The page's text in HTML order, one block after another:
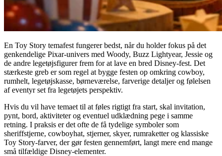
En Toy Story temafest fungerer bedst, når du holder fokus på det
genkendelige Pixar-univers med Woody, Buzz Lightyear, Jessie og
de andre legetøjsfigurer frem for at lave en bred Disney-fest. Det
stærkeste greb er som regel at bygge festen op omkring cowboy,
rumhelt, legetøjskasse, børneværelse, farverige detaljer og følelsen
af eventyr set fra legetøjets perspektiv.
Hvis du vil have temaet til at føles rigtigt fra start, skal invitation,
pynt, bord, aktiviteter og eventuel udklædning pege i samme
retning. I praksis er det ofte de få tydelige symboler som
sheriffstjerne, cowboyhat, stjerner, skyer, rumraketter og klassiske
Toy Story-farver, der gør festen gennemført, langt mere end mange
små tilfældige Disney-elementer.